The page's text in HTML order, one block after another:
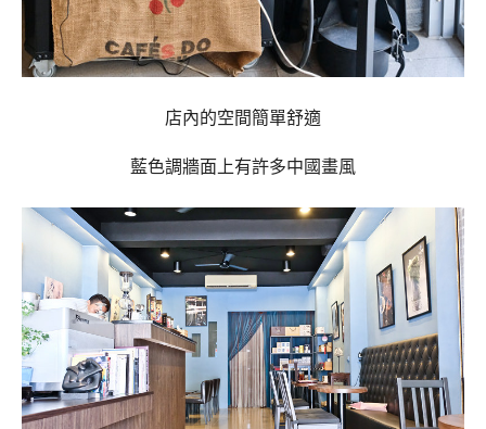
店內的空間簡單舒適
藍色調牆面上有許多中國畫風